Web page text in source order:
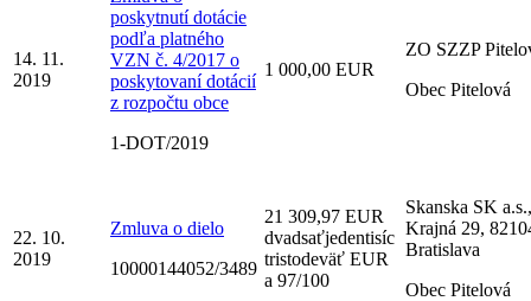
14. 11.
2019
poskytnutí dotácie
podľa platného
VZN č. 4/2017 o
poskytovaní dotácií
z rozpočtu obce
1-DOT/2019
1 000,00 EUR
ZO SZZP
Obec Pitelová
22. 10.
2019
Zmluva o dielo
10000144052/3489
21 309,97 EUR
dvadsaťjedentisíc
tristodeväť EUR
a 97/100
Skanska SK a.s.,
Krajná 29,
Bratislava
Obec Pitelová